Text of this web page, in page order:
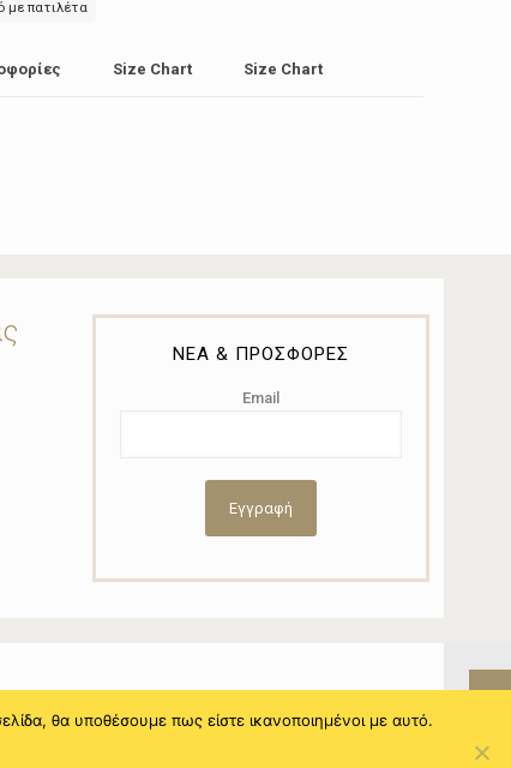
με πατιλέτα
Size Chart Size Chart
ΝΕΑ & ΠΡΟΣΦΟΡΕΣ
Email
θα υποθέσουμε πως είστε ικανοποιημένοι με αυτό.